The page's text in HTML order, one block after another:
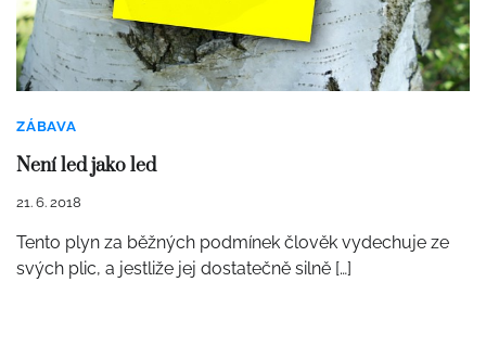
ZÁBAVA
Není led jako led
21. 6. 2018
Tento plyn za běžných podmínek člověk vydechuje ze
svých plic, a jestliže jej dostatečně silně […]